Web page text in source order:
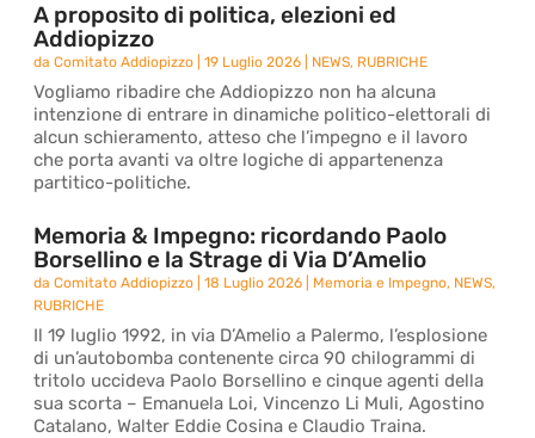
A proposito di politica, elezioni ed
Addiopizzo
daComitato Addiopizzo |19 Luglio 2026 NEWS, RUBRICHE
Vogliamo ribadire che Addiopizzo non ha alcuna
intenzione di entrare in dinamiche politico-elettorali di
alcun schieramento, atteso che l’impegno e il lavoro
che porta avanti va oltre logiche di appartenenza
partitico-politiche.
Memoria & Impegno: ricordando Paolo
Borsellino e la Strage di Via D’Amelio
daComitato Addiopizzo |18 Luglio 2026 Memoria e Impegno, NEWS,
RUBRICHE
Il 19 luglio 1992, in via D’Amelio a Palermo, l’esplosione
di un’autobomba contenente circa 90 chilogrammi di
tritolo uccideva Paolo Borsellino e cinque agenti della
sua scorta – Emanuela Loi, Vincenzo Li Muli, Agostino
Catalano, Walter Eddie Cosina e Claudio Traina.